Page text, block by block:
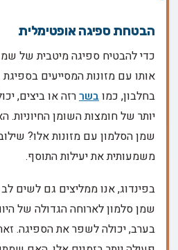
הבטחת ספיגה אופטימלית
כדי להבטיח ספיגה מיטבית של
אותו עם מזונות המסייעים
בחלבון, כמובשררזה או ביצים,
יותר של חומצות השומן
שמן הסלמון עם מזונות אלו? שילוב
משמעותית את יעילות התוסף.
בפינדוג, אנו ממליצים גם לשים
שמן סלמון לארוחה הגדולה של
בערב, יכולה לשפר את הספיגה.